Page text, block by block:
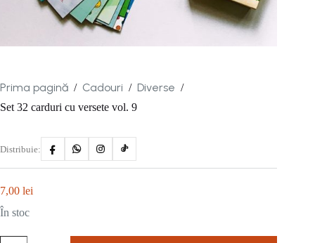
Prima pagină / Cadouri / Diverse /
Set 32 carduri cu versete vol. 9
Distribuie:
7,00 lei
În stoc